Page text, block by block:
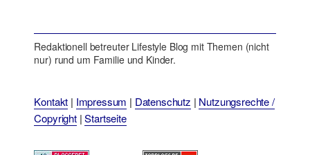
Redaktionell betreuter Lifestyle Blog mit Themen (nicht
nur) rund um Familie und Kinder.
Kontakt | Impressum | Datenschutz | Nutzungsrechte /
Copyright|Startseite